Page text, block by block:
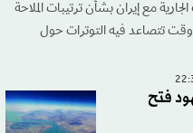
مع إيران بشأن ترتيبات الملاحة
وقت تتصاعد فيه التوترات حول
فتح